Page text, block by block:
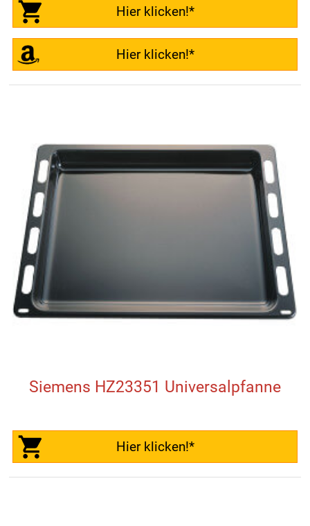
Hier klicken!*
Hier klicken!*
Siemens HZ23351 Universalpfanne
Hier klicken!*